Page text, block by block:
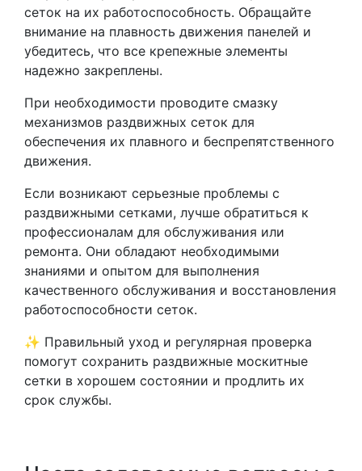
сеток на их работоспособность. Обращайте
внимание на плавность движения панелей и
убедитесь, что все крепежные элементы
надежно закреплены.
При необходимости проводите смазку
механизмов раздвижных сеток для
обеспечения их плавного и беспрепятственного
движения.
Если возникают серьезные проблемы с
раздвижными сетками, лучше обратиться к
профессионалам для обслуживания или
ремонта. Они обладают необходимыми
знаниями и опытом для выполнения
качественного обслуживания и восстановления
работоспособности сеток.
✨ Правильный уход и регулярная проверка
помогут сохранить раздвижные москитные
сетки в хорошем состоянии и продлить их
срок службы.